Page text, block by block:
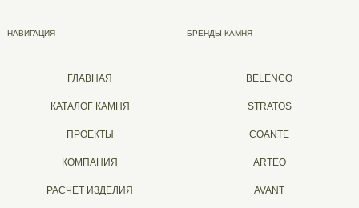
ГЛАВНАЯ
НАВИГАЦИЯ
КАТАЛОГ КАМНЯ
ПРОЕКТЫ
РАСЧЕТ ИЗДЕЛИЯ
КОМПАНИЯ
BELENCO
БРЕНДЫ КАМНЯ
STRATOS
COANTE
ARTEO
AVANT